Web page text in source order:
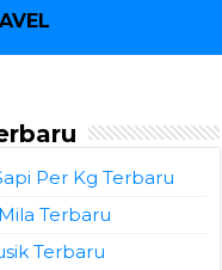
Per Kg Terbaru
Terbaru
Terbaru